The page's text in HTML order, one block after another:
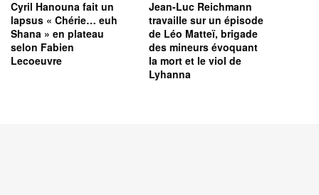
Cyril Hanouna fait un
lapsus « Chérie… euh
Shana » en plateau
selon Fabien
Lecoeuvre
Jean-Luc Reichmann
travaille sur un épisode
de Léo Matteï, brigade
des mineurs évoquant
la mort et le viol de
Lyhanna